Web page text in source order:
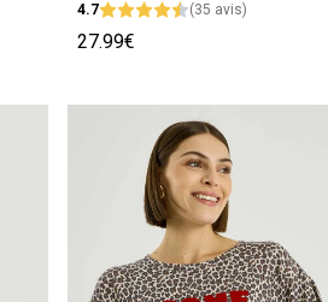
4.7 (35 avis)
27.99€